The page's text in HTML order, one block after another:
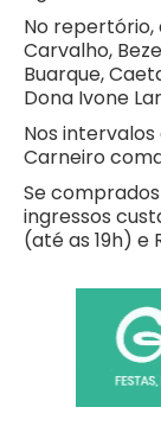
No
Carvalho,
Buarque,
Dona Ivone
Nos
Carneiro
Se
ingressos
(até as 19h) e